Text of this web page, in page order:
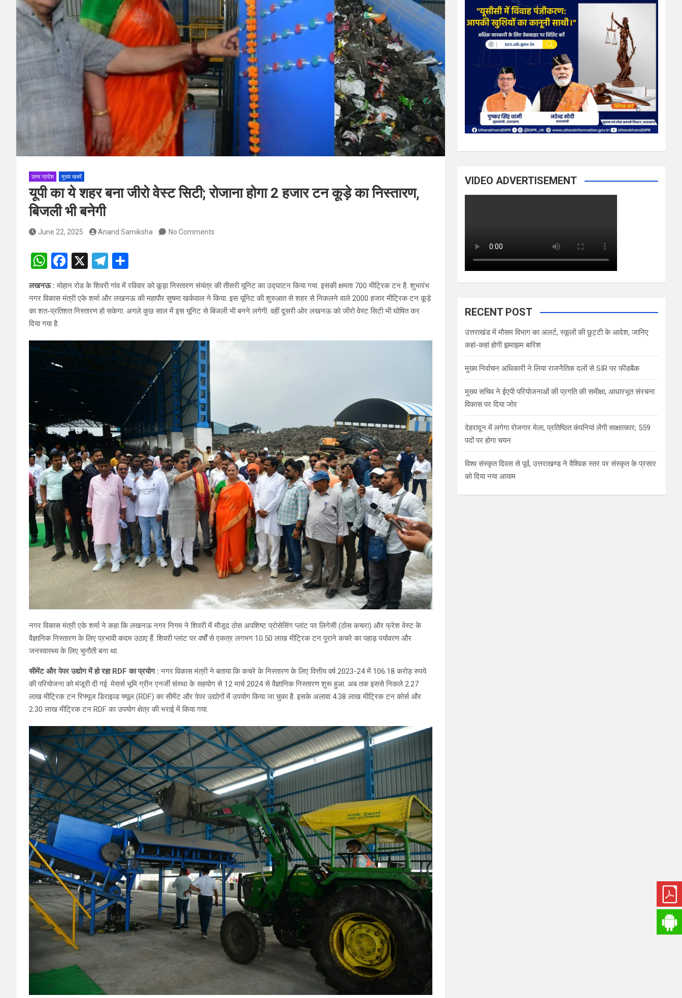
उत्तर प्रदेश मुख्य खबरें
यूपी का ये शहर बना जीरो वेस्ट सिटी; रोजाना होगा 2 हजार टन कूड़े का निस्तारण,
बिजली भी बनेगी
June 22, 2025 Anand Samiksha No Comments
W
at
s
A
p
p
F
ce
b
o
k
X
T
el
e
gr
m
h
ar
e
लखनऊ :मोहान रोड के शिवरी गांव में रविवार को कूड़ा निस्तारण संयंत्र की तीसरी यूनिट का उद्घाटन किया गया. इसकी क्षमता 700 मीट्रिक टन है. शुभारंभ
नगर विकास मंत्री एके शर्मा और लखनऊ की महापौर सुषमा खर्कवाल ने किया. इस यूनिट की शुरुआत से शहर से निकलने वाले 2000 हजार मीट्रिक टन कूड़े
का शत-प्रतिशत निस्तारण हो सकेगा. अगले कुछ साल में इस यूनिट से बिजली भी बनने लगेगी. वहीं दूसरी ओर लखनऊ को जीरो वेस्ट सिटी भी घोषित कर
दिया गया है.
नगर विकास मंत्री एके शर्मा ने कहा कि लखनऊ नगर निगम ने शिवरी में मौजूद ठोस अपशिष्ट प्रोसेसिंग प्लांट पर लिगेसी (ठोस कचरा) और फ्रेश वेस्ट के
वैज्ञानिक निस्तारण के लिए प्रभावी कदम उठाए हैं. शिवरी प्लांट पर वर्षों से एकत्र लगभग 10.50 लाख मीट्रिक टन पुराने कचरे का पहाड़ पर्यावरण और
जनस्वास्थ्य के लिए चुनौती बना था.
सीमेंट और पेपर उद्योग में हो रहा RDF का प्रयोग :नगर विकास मंत्री ने बताया कि कचरे के निस्तारण के लिए वित्तीय वर्ष 2023-24 में 106.18 करोड़ रुपये
की परियोजना को मंजूरी दी गई. मेसर्स भूमि ग्रीन एनर्जी संस्था के सहयोग से 12 मार्च 2024 से वैज्ञानिक निस्तारण शुरू हुआ. अब तक इससे निकले 2.27
लाख मीट्रिक टन रिफ्यूज डिराइव्ड फ्यूल (RDF) का सीमेंट और पेपर उद्योगों में उपयोग किया जा चुका है. इसके अलावा 4.38 लाख मीट्रिक टन कोर्स और
2.30 लाख मीट्रिक टन RDF का उपयोग क्षेत्र की भराई में किया गया.
VIDEO ADVERTISEMENT
RECENT POST
उत्तराखंड में मौसम विभाग का अलर्ट, स्कूलों की छुट्टी के आदेश, जानिए
कहां-कहां होगी झमाझम बारिश
मुख्य निर्वाचन अधिकारी ने लिया राजनैतिक दलों से SIR पर फीडबैक
मुख्य सचिव ने ईएपी परियोजनाओं की प्रगति की समीक्षा, आधारभूत संरचना
विकास पर दिया जोर
देहरादून में लगेगा रोजगार मेला, प्रतिष्ठित कंपनियां लेंगी साक्षात्कार; 559
पदों पर होगा चयन
विश्व संस्कृत दिवस से पूर्व, उत्तराखण्ड ने वैश्विक स्तर पर संस्कृत के प्रसार
को दिया नया आयाम